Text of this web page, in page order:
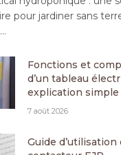
pour jardiner sans
Fonctions et
d’un tableau
explication simple
7 août 2026
Guide d’utilisation